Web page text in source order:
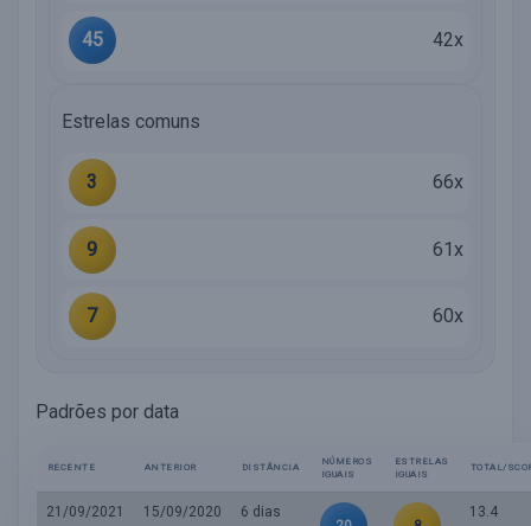
45 42x
Estrelas comuns
3 66x
9 61x
7 60x
Padrões por data
RECENTE ANTERIOR DISTÂNCIA
NÚMEROS
IGUAIS
ESTRELAS
IGUAIS
TOTAL/
21/09/2021 15/09/2020
6 dias
13.4